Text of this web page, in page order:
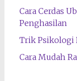
Cara Cerdas
Penghasilan
Trik Psikologi
Cara Mudah